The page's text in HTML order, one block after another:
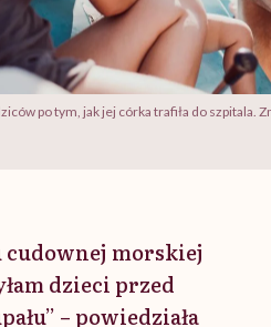
po tym, jak jej córka trafiła do szpitala.
cudownej morskiej
dzieci przed
– powiedziała